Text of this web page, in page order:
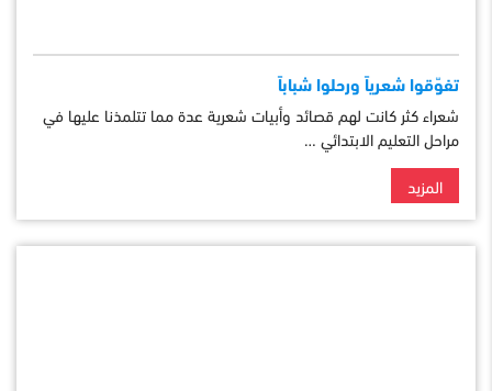
تفوّقوا شعرياً ورحلوا شباباً
شعراء كثر كانت لهم قصائد وأبيات شعرية عدة مما تتلمذنا عليها في
مراحل التعليم الابتدائي …
المزيد